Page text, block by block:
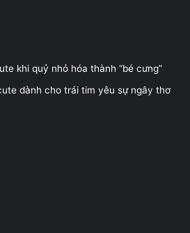
khi quỷ nhỏ hóa thành “bé cưng”
dành cho trái tim yêu sự ngây thơ